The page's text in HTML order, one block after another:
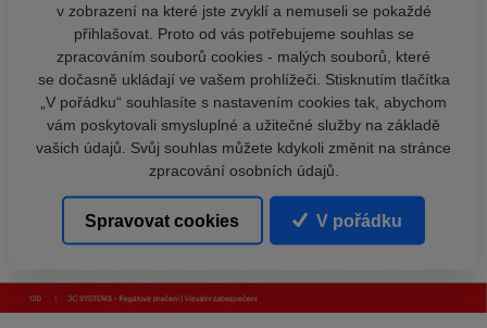
v zobrazení na které jste zvyklí a nemuseli se pokaždé
přihlašovat. Proto od vás potřebujeme souhlas se
zpracováním souborů cookies - malých souborů, které
se dočasně ukládají ve vašem prohlížeči. Stisknutím tlačítka
„V pořádku“ souhlasíte s nastavením cookies tak, abychom
vám poskytovali smysluplné a užitečné služby na základě
vašich údajů. Svůj souhlas můžete kdykoli změnit na stránce
zpracování osobních údajů.
Spravovat cookies V pořádku